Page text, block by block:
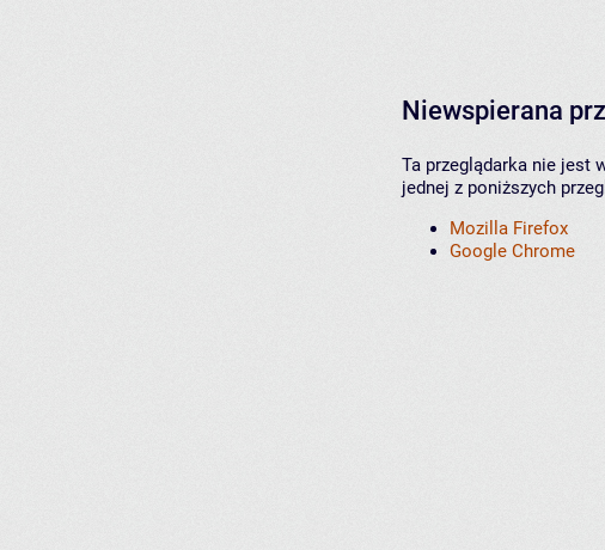
Niewspierana
Ta przeglądarka nie jest
jednej z poniższych
Mozilla Firefox
Google Chrome